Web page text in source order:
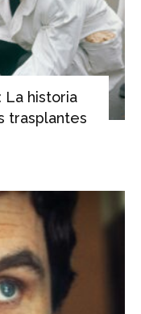
La historia
trasplantes